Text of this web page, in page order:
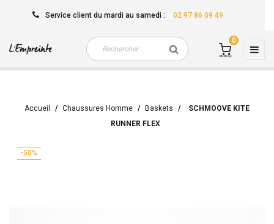
Service client du mardi au samedi : 02 97 86 09 49
☰
0
Accueil Chaussures Homme Baskets
SCHMOOVE KITE
RUNNER FLEX
-50%